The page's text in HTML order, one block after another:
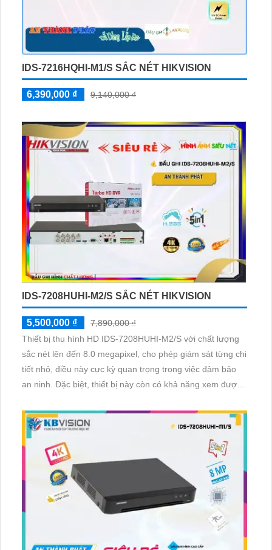
IDS-7216HQHI-M1/S SẮC NÉT HIKVISION
6,390,000 ₫ 9,140,000 ₫
IDS-7208HUHI-M2/S SẮC NÉT HIKVISION
5,500,000 ₫
7,890,000 ₫
Thiết bị thu hình HD IDS-7208HUHI-M2/S với chất lượng
sắc nét lên đến 8.0 megapixel, cho phép giám sát từng chi
tiết nhỏ, điều này cực kỳ quan trọng trong việc đảm bảo
an ninh. Đặc biệt, thiết bị này còn có khả năng xem được
độ bền cao. Với khả năng kết nối thêm 16 Camera IP, đây
là lựa chọn lý tưởng cho kho hàng, nhà xưởng